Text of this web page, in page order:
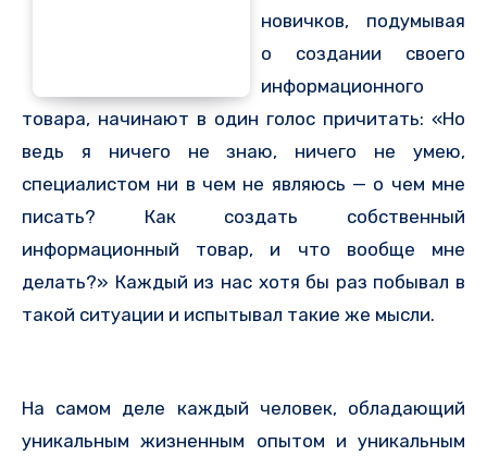
новичков, подумывая
о создании своего
информационного
товара, начинают в один голос причитать: «Но
ведь я ничего не знаю, ничего не умею,
специалистом ни в чем не являюсь — о чем мне
писать? Как создать собственный
информационный товар, и что вообще мне
делать?» Каждый из нас хотя бы раз побывал в
такой ситуации и испытывал такие же мысли.
На самом деле каждый человек, обладающий
уникальным жизненным опытом и уникальным